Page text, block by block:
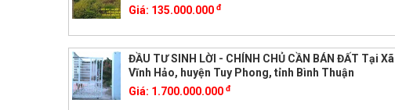
Giá: 135.000.000 đ
ĐẦU TƯ SINH LỜI - CHÍNH CHỦ CẦN BÁN ĐẤT Tại Xã
Vĩnh Hảo, huyện Tuy Phong, tỉnh Bình Thuận
Giá: 1.700.000.000 đ